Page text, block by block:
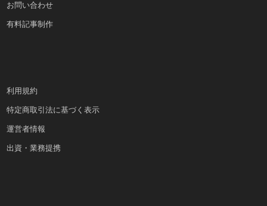
お問い合わせ
有料記事制作
利用規約
特定商取引法に基づく表示
運営者情報
出資・業務提携